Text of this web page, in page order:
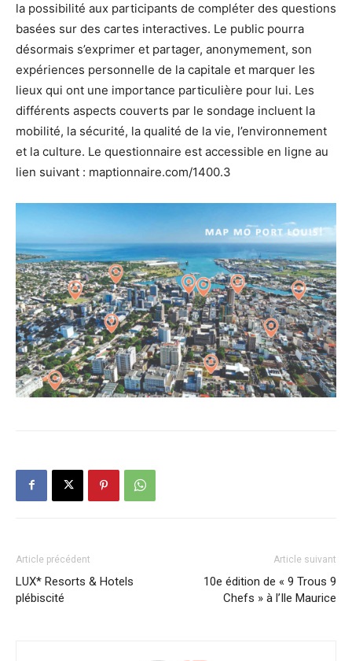
la possibilité aux participants de compléter des questions
basées sur des cartes interactives. Le public pourra
désormais s’exprimer et partager, anonymement, son
expériences personnelle de la capitale et marquer les
lieux qui ont une importance particulière pour lui. Les
différents aspects couverts par le sondage incluent la
mobilité, la sécurité, la qualité de la vie, l’environnement
et la culture. Le questionnaire est accessible en ligne au
lien suivant : maptionnaire.com/1400.3
Article précédent
LUX* Resorts & Hotels
plébiscité
Article suivant
10e édition de « 9 Trous 9
Chefs » à l’Ile Maurice